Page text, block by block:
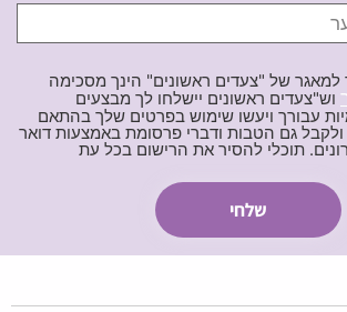
למאגר של "צעדים ראשונים" הינך מסכימה
וש"צעדים ראשונים יישלחו לך מבצעים
עבורך ויעשו שימוש בפרטים שלך בהתאם
ולקבל גם הטבות ודברי פרסומת באמצעות דואר
בכל עת